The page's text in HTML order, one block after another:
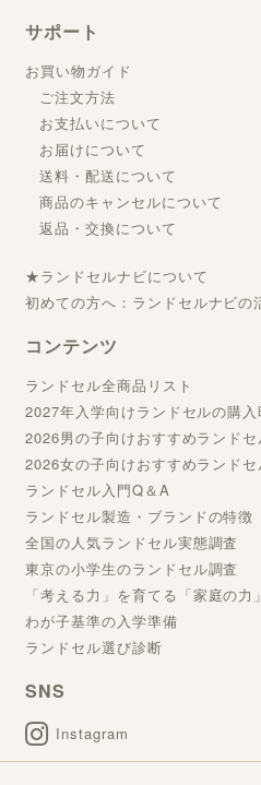
サポート
お買い物ガイド
ご注文方法
お支払いについて
お届けについて
送料・配送について
商品のキャンセルについて
返品・交換について
★ランドセルナビについて
初めての方へ：ランドセルナビの
コンテンツ
ランドセル全商品リスト
2027年入学向けランドセルの購入
2026男の子向けおすすめランドセ
2026女の子向けおすすめランドセ
ランドセル入門Q＆A
ランドセル製造・ブランドの特徴
全国の人気ランドセル実態調査
東京の小学生のランドセル調査
「考える力」を育てる「家庭の力」
わが子基準の入学準備
ランドセル選び診断
SNS
Instagram